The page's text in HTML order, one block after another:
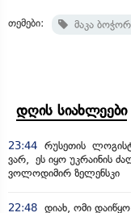
თემები: მაკა
დღის სიახლეები
23:44 რუსეთის
ვარ, ეს იყო უკრაინის
ვოლოდიმირ ზელენსკი
22:48 დიახ, ომი